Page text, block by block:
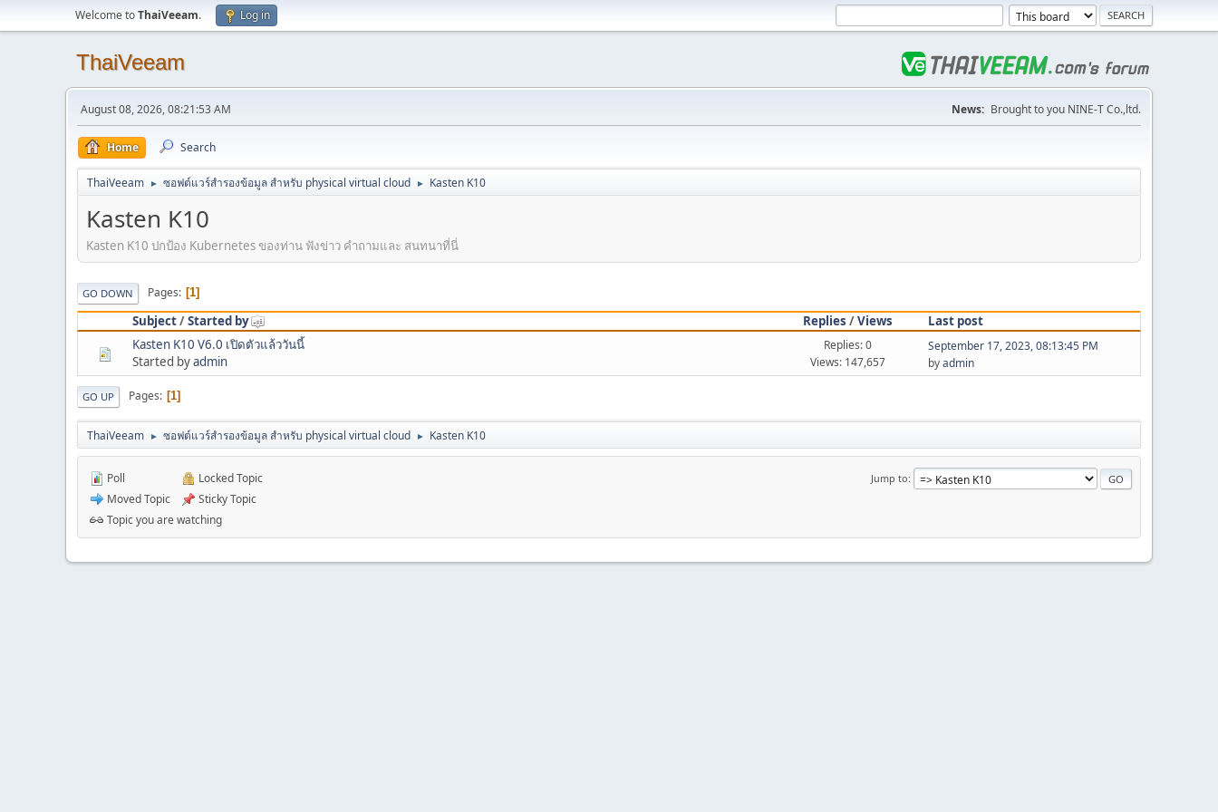
Welcome toThaiVeeam. Log in
ThaiVeeam
August 08, 2026, 08:21:53 AM News: Brought to you NINE-T Co.,ltd.
Home Search
ThaiVeeam ► ซอฟต์แวร์สำรองข้อมูล สำหรับ physical virtual cloud ► Kasten K10
Kasten K10
Kasten K10 ปกป้อง Kubernetes ของท่าน ฟังข่าว คำถามและ สนทนาที่นี่
GO DOWN Pages 1
Subject/Started by Replies /Views
Last post
Kasten K10 V6.0 เปิดตัวแล้ววันนี้
Started byadmin
Replies: 0
Views: 147,657
September 17, 2023, 08:13:45 PM
byadmin
GO UP Pages 1
ThaiVeeam ► ซอฟต์แวร์สำรองข้อมูล สำหรับ physical virtual cloud ► Kasten K10
Jump to
Poll
Moved Topic
Locked Topic
Sticky Topic
Topic you are watching